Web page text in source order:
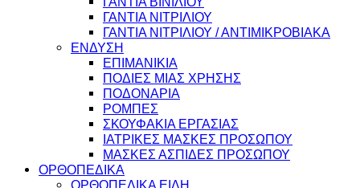
ΓΑΝΤΙΑ ΝΙΤΡΙΛΙΟΥ
ΓΑΝΤΙΑ ΝΙΤΡΙΛΙΟΥ / ΑΝΤΙΜΙΚΡΟΒΙΑΚΑ
ΕΝΔΥΣΗ
ΕΠΙΜΑΝΙΚΙΑ
ΠΟΔΙΕΣ ΜΙΑΣ ΧΡΗΣΗΣ
ΠΟΔΟΝΑΡΙΑ
ΡΟΜΠΕΣ
ΣΚΟΥΦΑΚΙΑ ΕΡΓΑΣΙΑΣ
ΙΑΤΡΙΚΕΣ ΜΑΣΚΕΣ ΠΡΟΣΩΠΟΥ
ΜΑΣΚΕΣ ΑΣΠΙΔΕΣ ΠΡΟΣΩΠΟΥ
ΟΡΘΟΠΕΔΙΚΑ
ΟΡΘΟΠΕΔΙΚΑ ΕΙΔΗ